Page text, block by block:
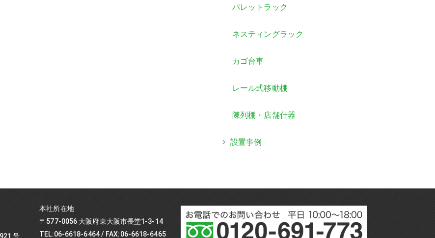
パレットラック
ネスティングラック
カゴ台車
レール式移動棚
陳列棚・店舗什器
設置事例
号
本社所在地
〒577-0056 大阪府東大阪市長堂1-3-14
TEL:06-6618-6464 / FAX:06-6618-6465